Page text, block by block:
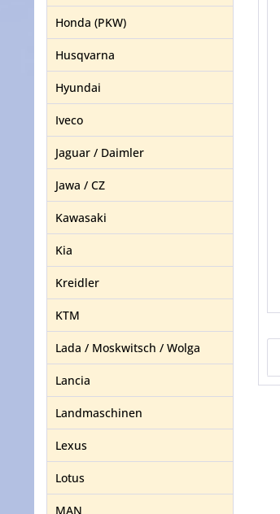
Honda (PKW)
Husqvarna
Hyundai
Iveco
Jaguar / Daimler
Jawa / CZ
Kawasaki
Kia
Kreidler
KTM
Lada / Moskwitsch / Wolga
Lancia
Landmaschinen
Lexus
Lotus
MAN